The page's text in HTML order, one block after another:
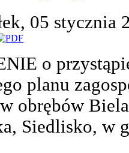
05 stycznia
o
planu
obrębów
Siedlisko, w